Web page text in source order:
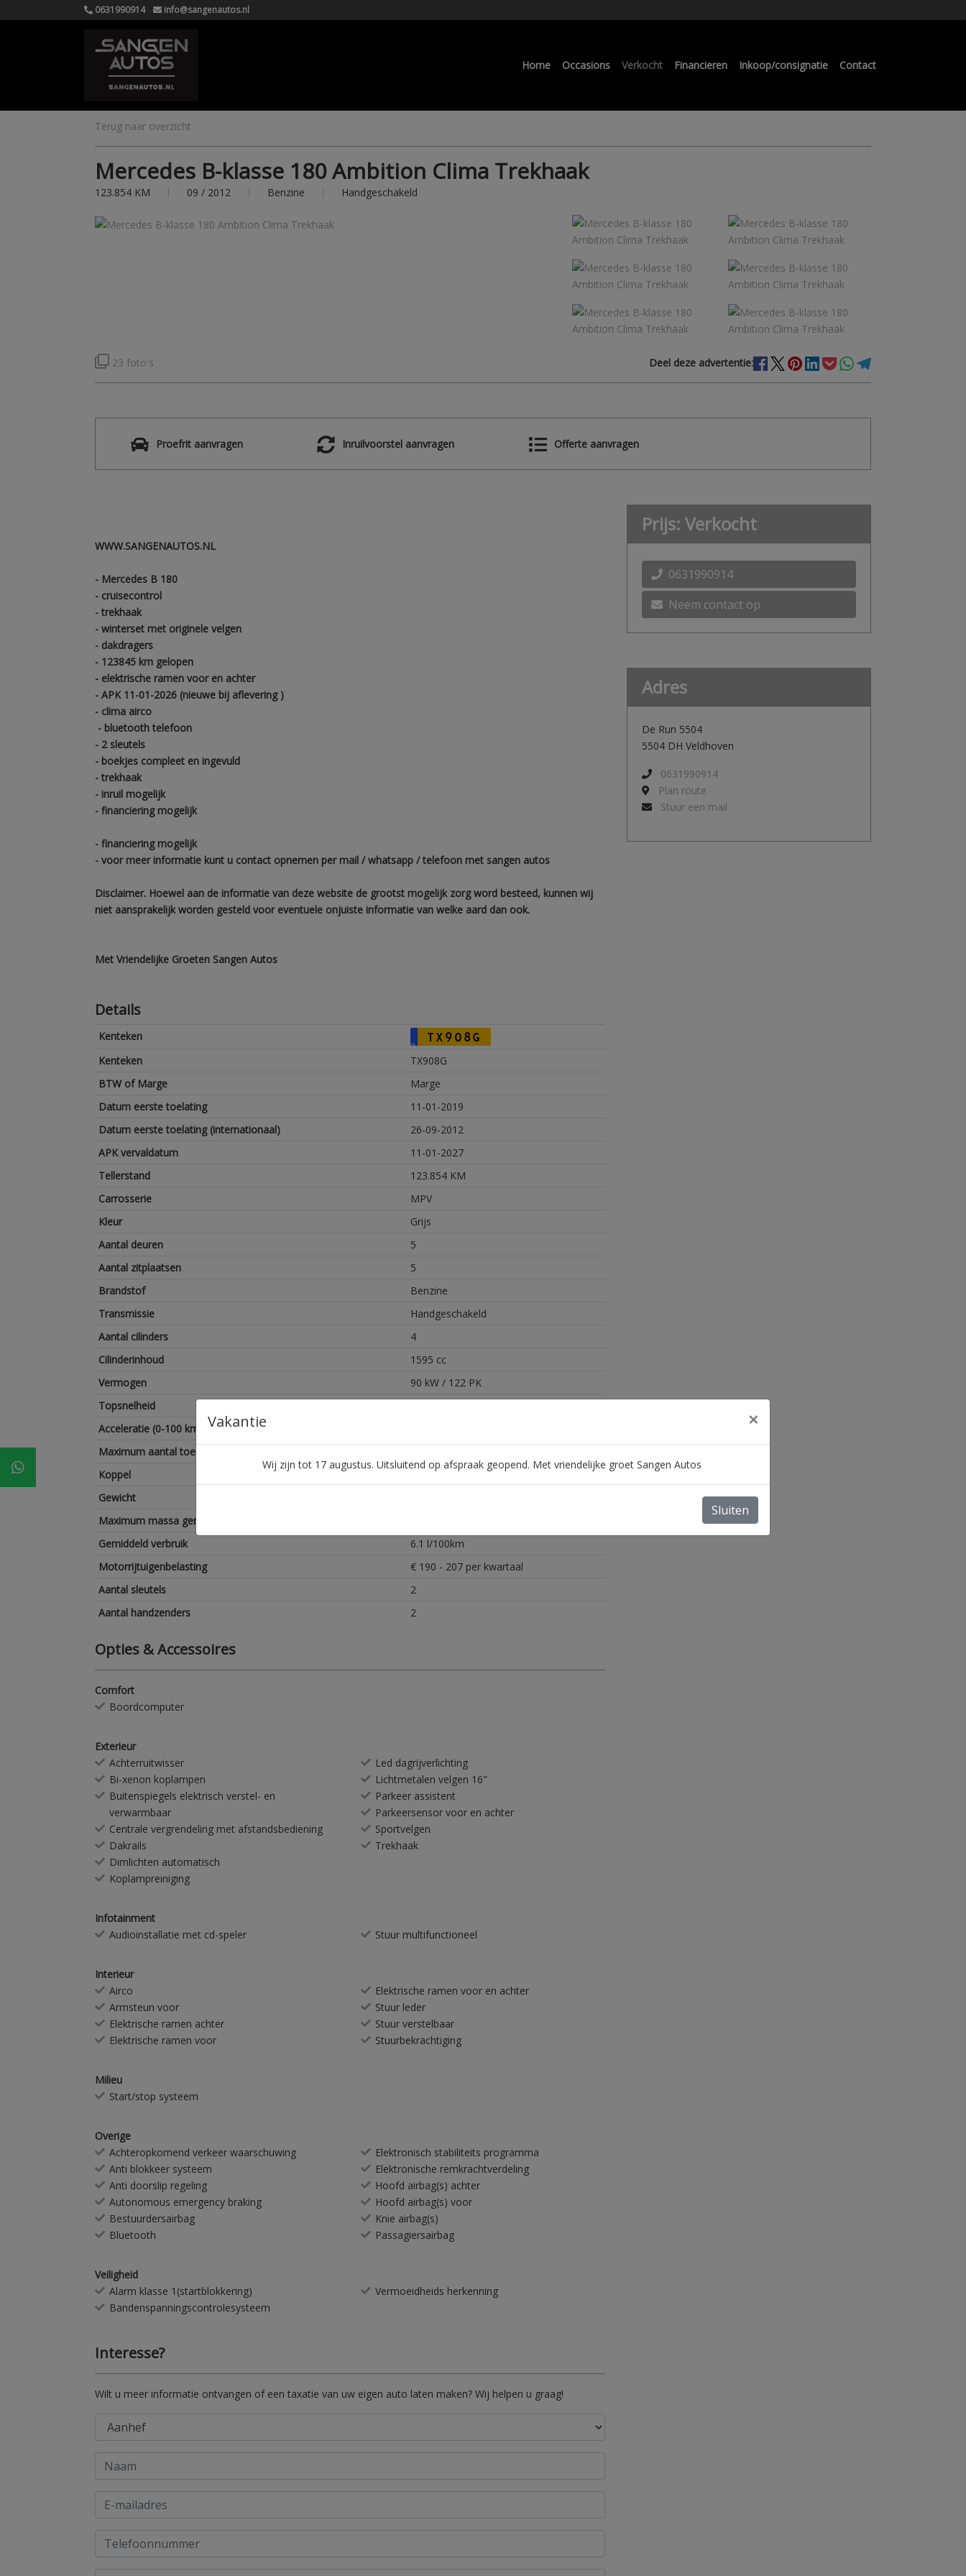
0631990914 info@sangenautos.nl
Home Occasions Verkocht Financieren Inkoop/consignatie Contact
Terug naar overzicht
Mercedes B-klasse 180 Ambition Clima Trekhaak
123.854 KM 09 / 2012 Benzine Handgeschakeld
23 foto's Deel deze advertentie:
Proefrit aanvragen Inruilvoorstel aanvragen Offerte aanvragen
WWW.SANGENAUTOS.NL
- Mercedes B 180
- cruisecontrol
- trekhaak
- winterset met originele velgen
- dakdragers
- 123845 km gelopen
- elektrische ramen voor en achter
- APK 11-01-2026 (nieuwe bij aflevering )
- clima airco
- bluetooth telefoon
- 2 sleutels
- boekjes compleet en ingevuld
- trekhaak
- inruil mogelijk
- financiering mogelijk
- financiering mogelijk
- voor meer informatie kunt u contact opnemen per mail / whatsapp / telefoon met sangen autos
Disclaimer. Hoewel aan de informatie van deze website de grootst mogelijk zorg word besteed, kunnen wij
niet aansprakelijk worden gesteld voor eventuele onjuiste informatie van welke aard dan ook.
Met Vriendelijke Groeten Sangen Autos
Details
Kenteken
NL TX908G
Kenteken
TX908G
BTW of Marge
Marge
Datum eerste toelating
11-01-2019
Datum eerste toelating (internationaal)
26-09-2012
APK vervaldatum
11-01-2027
Tellerstand
123.854 KM
Carrosserie
MPV
Kleur
Grijs
Aantal deuren
5
Aantal zitplaatsen
5
Brandstof
Benzine
Transmissie
Handgeschakeld
Aantal cilinders
4
Cilinderinhoud
1595 cc
Vermogen
90 kW / 122 PK
Topsnelheid
Acceleratie (0-100 km/h)
Maximum aantal toeren per minuut
Koppel
200 Nm
Gewicht
Maximum massa geremd
Gemiddeld verbruik
6.1 l/100km
Motorrijtuigenbelasting
€ 190 - 207 per kwartaal
Aantal sleutels
2
Aantal handzenders
2
Opties & Accessoires
Comfort
Boordcomputer
Exterieur
Achterruitwisser
Bi-xenon koplampen
Buitenspiegels elektrisch verstel- en
verwarmbaar
Centrale vergrendeling met afstandsbediening
Dakrails
Dimlichten automatisch
Koplampreiniging
Led dagrijverlichting
Lichtmetalen velgen 16"
Parkeer assistent
Parkeersensor voor en achter
Sportvelgen
Trekhaak
Infotainment
Audioinstallatie met cd-speler
Stuur multifunctioneel
Interieur
Airco
Armsteun voor
Elektrische ramen achter
Elektrische ramen voor
Elektrische ramen voor en achter
Stuur leder
Stuur verstelbaar
Stuurbekrachtiging
Milieu
Start/stop systeem
Overige
Achteropkomend verkeer waarschuwing
Anti blokkeer systeem
Anti doorslip regeling
Autonomous emergency braking
Bestuurdersairbag
Bluetooth
Elektronisch stabiliteits programma
Elektronische remkrachtverdeling
Hoofd airbag(s) achter
Hoofd airbag(s) voor
Knie airbag(s)
Passagiersairbag
Veiligheid
Alarm klasse 1(startblokkering)
Bandenspanningscontrolesysteem
Vermoeidheids herkenning
Interesse?
Wilt u meer informatie ontvangen of een taxatie van uw eigen auto laten maken? Wij helpen u graag!
Prijs: Verkocht
0631990914
Neem contact op
Adres
De Run 5504
5504 DH Veldhoven
0631990914
Plan route
Stuur een mail
Vakantie ×
Wij zijn tot 17 augustus. Uitsluitend op afspraak geopend. Met vriendelijke groet Sangen Autos
Sluiten